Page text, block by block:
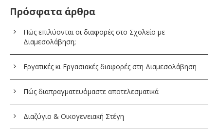
Πρόσφατα άρθρα
Πώς επιλύονται οι διαφορές στο Σχολείο με
Διαμεσολάβηση;
Εργατικές κι Εργασιακές διαφορές στη Διαμεσολάβηση
Πώς διαπραγματευόμαστε αποτελεσματικά
Διαζύγιο & Οικογενειακή Στέγη